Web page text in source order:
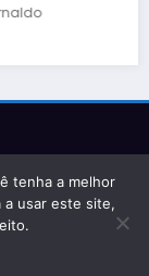
– Brasil Tá
tenha a melhor
a usar este site,